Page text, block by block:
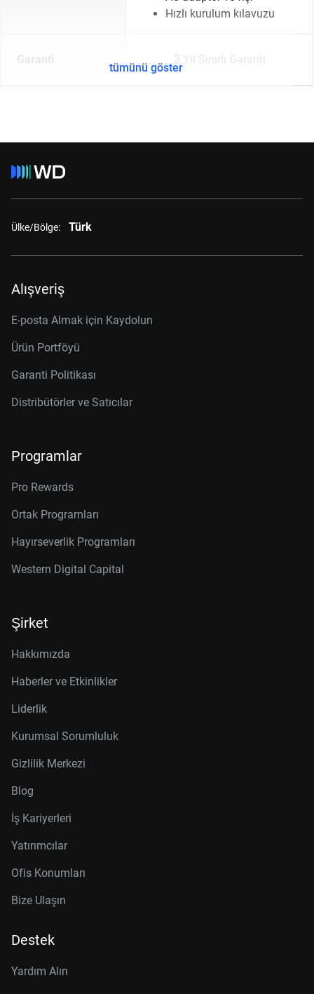
Hızlı kurulum kılavuzu
Garanti 3 Yıl Sınırlı Garanti
tümünü göster
Ülke/Bölge: Türk
Alışveriş
E-posta Almak için Kaydolun
Ürün Portföyü
Garanti Politikası
Distribütörler ve Satıcılar
Programlar
Pro Rewards
Ortak Programları
Hayırseverlik Programları
Western Digital Capital
Şirket
Hakkımızda
Haberler ve Etkinlikler
Liderlik
Kurumsal Sorumluluk
Gizlilik Merkezi
Blog
İş Kariyerleri
Yatırımcılar
Ofis Konumları
Bize Ulaşın
Destek
Yardım Alın